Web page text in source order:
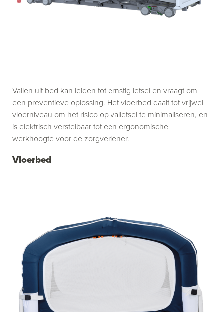
Vloerbed
Vallen uit bed kan leiden tot ernstig letsel en vraagt om
een preventieve oplossing. Het vloerbed daalt tot vrijwel
vloerniveau om het risico op valletsel te minimaliseren, en
is elektrisch verstelbaar tot een ergonomische
werkhoogte voor de zorgverlener.